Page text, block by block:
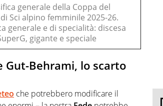
generale della Coppa del
Sci alpino femminile 2025-26.
generale e di specialità: discesa
gigante e speciale
Gut-Behrami, lo scarto
che potrebbero modificare il